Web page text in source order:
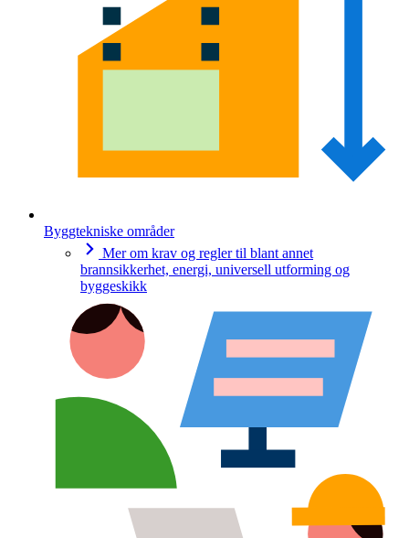
Byggtekniske områder
Mer om krav og regler til blant annet
brannsikkerhet, energi, universell utforming og
byggeskikk